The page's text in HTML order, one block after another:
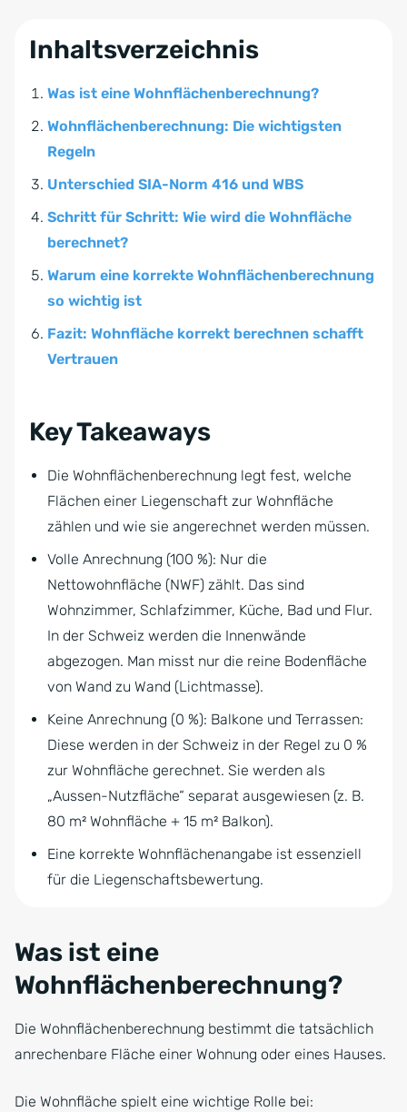
Inhaltsverzeichnis
Was ist eine Wohnflächenberechnung?
Wohnflächenberechnung: Die wichtigsten
Regeln
Unterschied SIA-Norm 416 und WBS
Schritt für Schritt: Wie wird die Wohnfläche
berechnet?
Warum eine korrekte Wohnflächenberechnung
so wichtig ist
Fazit: Wohnfläche korrekt berechnen schafft
Vertrauen
Key Takeaways
Die Wohnflächenberechnung legt fest, welche
Flächen einer Liegenschaft zur Wohnfläche
zählen und wie sie angerechnet werden müssen.
Volle Anrechnung (100 %): Nur die
Nettowohnfläche (NWF) zählt. Das sind
Wohnzimmer, Schlafzimmer, Küche, Bad und Flur.
In der Schweiz werden die Innenwände
abgezogen. Man misst nur die reine Bodenfläche
von Wand zu Wand (Lichtmasse).
Keine Anrechnung (0 %): Balkone und Terrassen:
Diese werden in der Schweiz in der Regel zu 0 %
zur Wohnfläche gerechnet. Sie werden als
„Aussen-Nutzfläche“ separat ausgewiesen (z. B.
80 m² Wohnfläche + 15 m² Balkon).
Eine korrekte Wohnflächenangabe ist essenziell
für die Liegenschaftsbewertung.
Was ist eine
Wohnflächenberechnung?
Die Wohnflächenberechnung bestimmt die tatsächlich
anrechenbare Fläche einer Wohnung oder eines Hauses.
Die Wohnfläche spielt eine wichtige Rolle bei: